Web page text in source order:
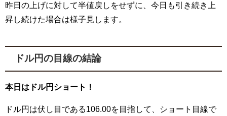
昨日の上げに対して半値戻しをせずに、今日も引き続き上
昇し続けた場合は様子見します。
ドル円の目線の結論
本日はドル円ショート！
ドル円は伏し目である106.00を目指して、ショート目線で